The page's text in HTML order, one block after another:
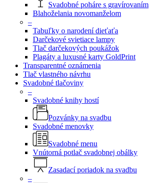
Svadobné poháre s gravírovaním
Blahoželania novomanželom
–
Tabuľky o narodení dieťaťa
Darčekové svietiace lampy
Tlač darčekových poukážok
Plagáty a luxusné karty GoldPrint
Transparentné oznámenia
Tlač vlastného návrhu
Svadobné tlačoviny
–
Svadobné knihy hostí
Pozvánky na svadbu
Svadobné menovky
Svadobné menu
Vnútorná potlač svadobnej obálky
Zasadací poriadok na svadbu
–